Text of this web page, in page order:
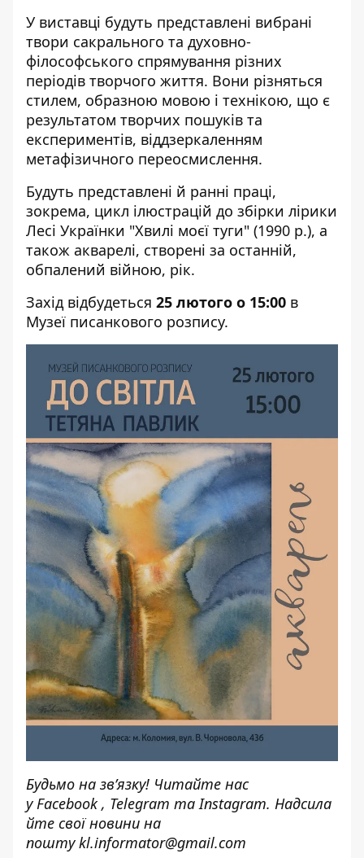
У виставці будуть представлені вибрані
твори сакрального та духовно-
філософського спрямування різних
періодів творчого життя. Вони різняться
стилем, образною мовою і технікою, що є
результатом творчих пошуків та
експериментів, віддзеркаленням
метафізичного переосмислення.
Будуть представлені й ранні праці,
зокрема, цикл ілюстрацій до збірки лірики
Лесі Українки "Хвилі моєї туги" (1990 р.), а
також акварелі, створені за останній,
обпалений війною, рік.
Захід відбудеться 25 лютого о 15:00 в
Музеї писанкового розпису.
Будьмо на зв’язку! Читайте нас
уFacebook, Telegram таInstagram. Надсила
йте свої новини на
поштуkl.informator@gmail.com